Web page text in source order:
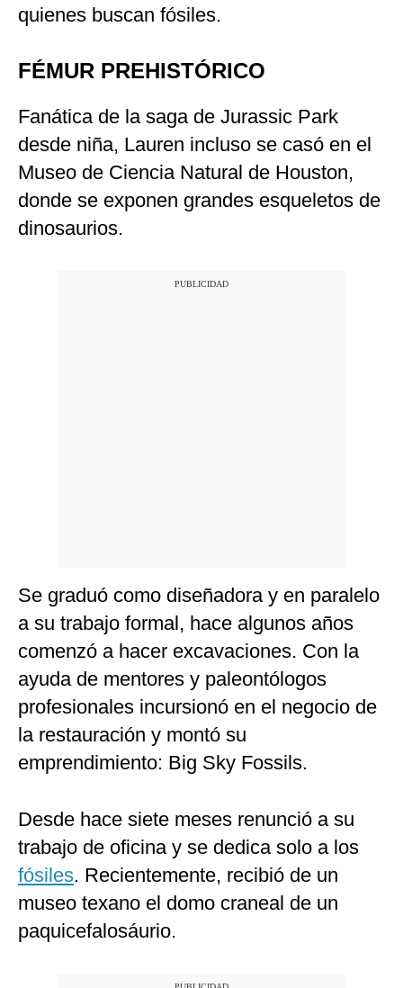
quienes buscan fósiles.
FÉMUR PREHISTÓRICO
Fanática de la saga de Jurassic Park
desde niña, Lauren incluso se casó en el
Museo de Ciencia Natural de Houston,
donde se exponen grandes esqueletos de
dinosaurios.
Se graduó como diseñadora y en paralelo
a su trabajo formal, hace algunos años
comenzó a hacer excavaciones. Con la
ayuda de mentores y paleontólogos
profesionales incursionó en el negocio de
la restauración y montó su
emprendimiento: Big Sky Fossils.
Desde hace siete meses renunció a su
trabajo de oficina y se dedica solo a los
fósiles. Recientemente, recibió de un
museo texano el domo craneal de un
paquicefalosáurio.